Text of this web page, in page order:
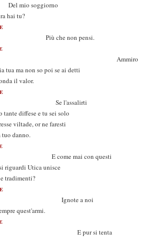
soggiorno
hai tu?
che non pensi.
tua ma non so poi se ai detti
il valor.
l'assalirti
tante diffese e tu sei solo
viltade, or ne faresti
tuo danno.
mai con questi
riguardi Utica unisce
tradimenti?
a noi
quest'armi.
pur si tenta